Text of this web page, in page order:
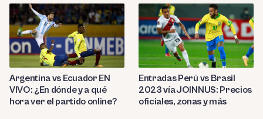
Argentina vs Ecuador EN
VIVO: ¿En dónde y a qué
hora ver el partido online?
Entradas Perú vs Brasil
2023 vía JOINNUS: Precios
oficiales, zonas y más